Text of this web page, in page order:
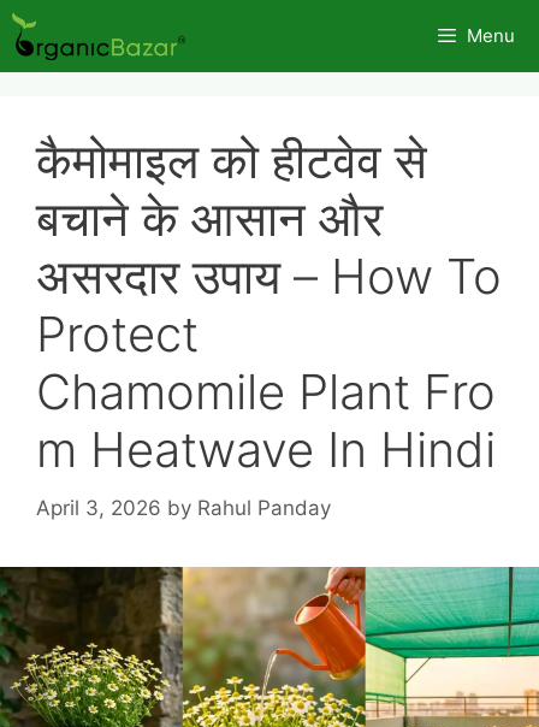
Skip
to
content
Menu
कैमोमाइल को हीटवेव से
बचाने के आसान और
असरदार उपाय – How To
Protect
Chamomile Plant Fro
m Heatwave In Hindi
April 3, 2026 by Rahul Panday